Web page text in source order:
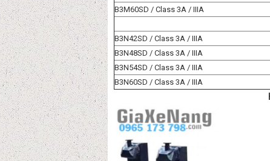
B3M60SD / Class 3A / IIIA
B3N42SD / Class 3A / IIIA
B3N48SD / Class 3A / IIIA
B3N54SD / Class 3A / IIIA
B3N60SD / Class 3A / IIIA